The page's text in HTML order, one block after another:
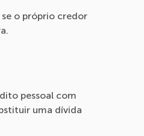
o próprio credor
pessoal com
uma dívida